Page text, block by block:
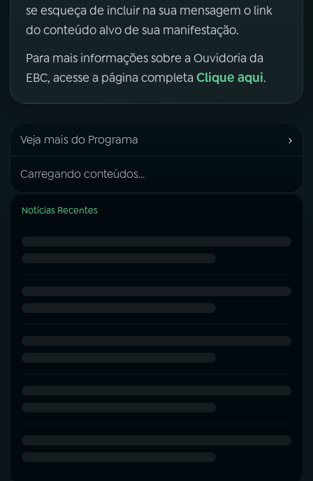
se esqueça de incluir na sua mensagem o link
do conteúdo alvo de sua manifestação.
Para mais informações sobre a Ouvidoria da
EBC, acesse a página completa Clique aqui.
Veja mais do Programa ›
Carregando conteúdos...
Notícias Recentes